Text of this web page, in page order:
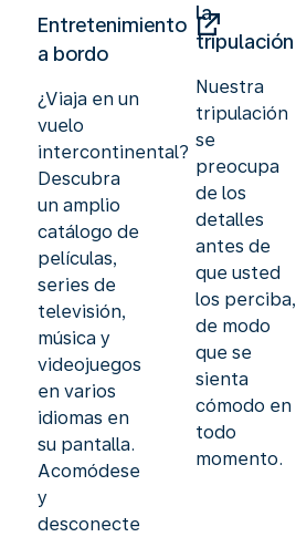
Entretenimiento
a bordo
¿Viaja en un
vuelo
intercontinental?
Descubra
un amplio
catálogo de
películas,
series de
televisión,
música y
videojuegos
en varios
idiomas en
su pantalla.
Acomódese
y
desconecte
la
tripulación
Nuestra
tripulación
se
preocupa
de los
detalles
antes de
que usted
los perciba,
de modo
que se
sienta
cómodo en
todo
momento.